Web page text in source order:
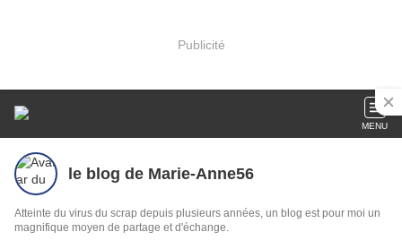
Publicité
MENU
le blog de Marie-Anne56
Atteinte du virus du scrap depuis plusieurs années, un blog est pour moi un
magnifique moyen de partage et d'échange.